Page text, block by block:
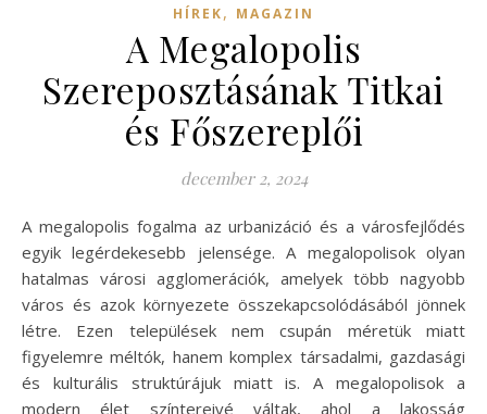
HÍREK, MAGAZIN
A Megalopolis
Szereposztásának Titkai
és Főszereplői
december 2, 2024
A megalopolis fogalma az urbanizáció és a városfejlődés
egyik legérdekesebb jelensége. A megalopolisok olyan
hatalmas városi agglomerációk, amelyek több nagyobb
város és azok környezete összekapcsolódásából jönnek
létre. Ezen települések nem csupán méretük miatt
figyelemre méltók, hanem komplex társadalmi, gazdasági
és kulturális struktúrájuk miatt is. A megalopolisok a
modern élet színtereivé váltak, ahol a lakosság